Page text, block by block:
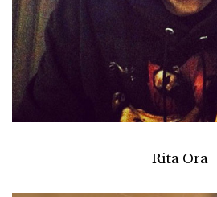
Rita Ora